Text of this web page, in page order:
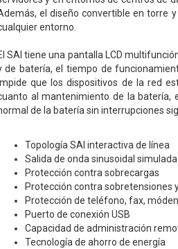
el diseño convertible en torre
entorno.
SAI tiene una pantalla LCD
de batería, el tiempo de
que los dispositivos de la red
al mantenimiento de la batería,
de la batería sin interrupciones
Topología SAI interactiva de línea
Salida de onda sinusoidal simulada
Protección contra sobrecargas
Protección contra sobretensiones
Protección de teléfono, fax,
Puerto de conexión USB
Capacidad de administración
Tecnología de ahorro de energía